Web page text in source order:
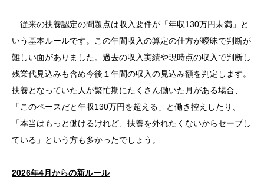
従来の扶養認定の問題点は収入要件が「年収130万円未満」と
いう基本ルールです。この年間収入の算定の仕方が曖昧で判断が
難しい面がありました。過去の収入実績や現時点の収入で判断し
残業代見込みも含め今後１年間の収入の見込み額を判定します。
扶養となっていた人が繁忙期にたくさん働いた月がある場合、
「このペースだと年収130万円を超える」と働き控えしたり、
「本当はもっと働けるけれど、扶養を外れたくないからセーブし
ている」という方も多かったでしょう。
2026年4月からの新ルール